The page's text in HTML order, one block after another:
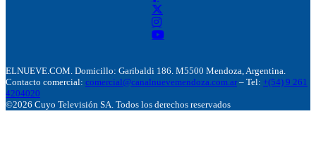
ELNUEVE.COM. Domicillo: Garibaldi 186. M5500 Mendoza, Argentina.
Contacto comercial: comercial@canalnuevemendoza.com.ar – Tel: +(54) 9 261
4204020
©2026 Cuyo Televisión SA. Todos los derechos reservados